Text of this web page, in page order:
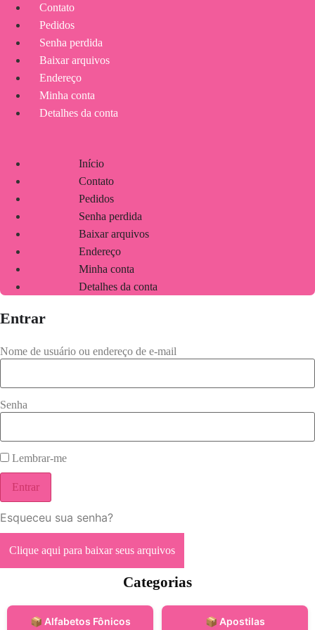
Contato
Pedidos
Senha perdida
Baixar arquivos
Endereço
Minha conta
Detalhes da conta
Início
Contato
Pedidos
Senha perdida
Baixar arquivos
Endereço
Minha conta
Detalhes da conta
Entrar
Nome de usuário ou endereço de e-mail
Senha
Lembrar-me
Entrar
Esqueceu sua senha?
Clique aqui para baixar seus arquivos
Categorias
📦 Alfabetos Fônicos 📦 Apostilas